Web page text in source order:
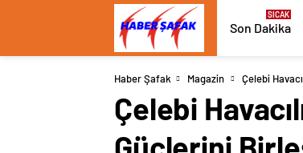
Son Dakika
Haber Şafak Magazin Çelebi
Çelebi